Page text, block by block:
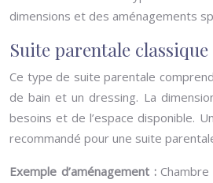
dimensions et des aménagements
Suite parentale classique
Ce type de suite parentale
de bain et un dressing. La
besoins et de l’espace disponible.
recommandé pour une suite
Exemple d’aménagement :